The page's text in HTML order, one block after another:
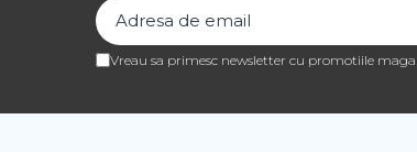
Pasta de Fructe
Pasta Inghetata cu Lapte
Variegato Fructe
Vreau sa primesc newsletter cu promotiile